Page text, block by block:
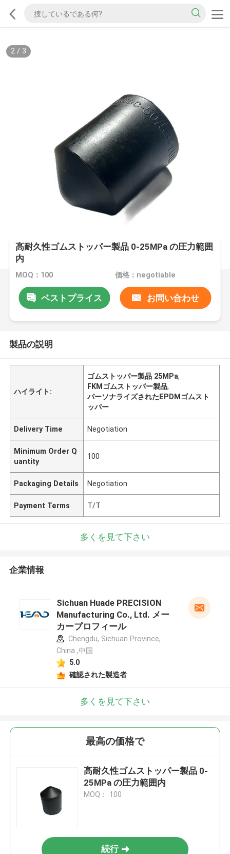
2/ 3
高耐久性ゴムストッパー製品 0-25MPa の圧力範囲
内
MOQ：100 価格：negotiable
ベストプライス お問い合わせ
製品の説明
ハイライト:
ゴムストッパー製品 25MPa,
FKMゴムストッパー製品,
パーソナライズされたEPDMゴムスト
ッパー
Delivery Time Negotiation
Minimum Order Q
uantity
100
Packaging Details Negotiation
Payment Terms T/T
多くを見て下さい
企業情報
Sichuan Huade PRECISION
Manufacturing Co., Ltd. メー
カープロフィール
Chengdu, Sichuan Province,
China ,中国
5.0
確認された製造者
多くを見て下さい
最高の価格で
高耐久性ゴムストッパー製品 0-
25MPa の圧力範囲内
MOQ： 100
続行